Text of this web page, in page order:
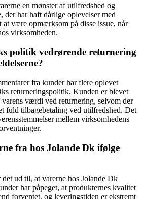
en mønster af utilfredshed og
der har haft dårlige oplevelser med
være opmærksom på disse issue, når
virksomheden.
politik vedrørende returnering
fra kunder har flere oplevet
returneringspolitik. Kunden er blevet
værdi ved returnering, selvom der
fuld tilbagebetaling ved utilfredshed. Det
mellem virksomhedens
fra hos Jolande Dk ifølge
ud til, at varerne hos Jolande Dk
har påpeget, at produkternes kvalitet
forventet, og leveringstiden er ekstremt